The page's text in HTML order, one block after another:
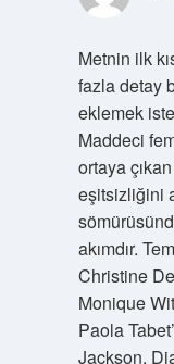
Metnin ilk
fazla detay
eklemek
Maddeci
ortaya
eşitsizliğini
akımdır.
Christine
Monique
Paola
Jackson,